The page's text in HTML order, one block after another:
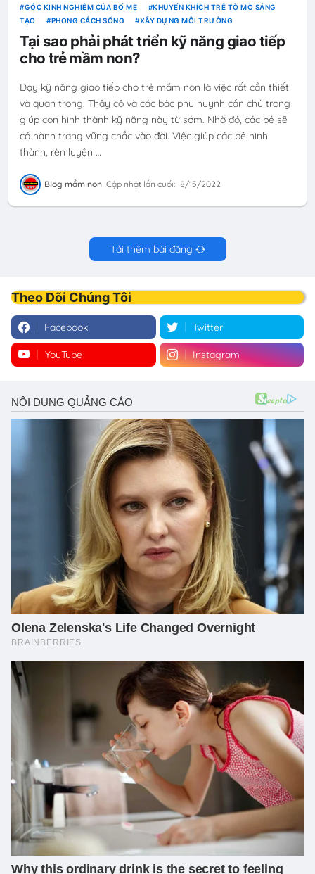
GÓC KINH NGHIỆM CỦA BỐ MẸ
KHUYẾN KHÍCH TRẺ TÒ MÒ SÁNG
TẠO
PHONG CÁCH SỐNG XÂY DỰNG MÔI TRƯỜNG
Tại sao phải phát triển kỹ năng giao tiếp
cho trẻ mầm non?
Dạy kỹ năng giao tiếp cho trẻ mầm non là việc rất cần thiết
và quan trọng. Thầy cô và các bậc phụ huynh cần chú trọng
giúp con hình thành kỹ năng này từ sớm. Nhờ đó, các bé sẽ
có hành trang vững chắc vào đời. Việc giúp các bé hình
thành, rèn luyện …
Blog mầm non Cập nhật lần cuối: 8/15/2022
Tải thêm bài đăng
Theo Dõi Chúng Tôi
Facebook Twitter
YouTube Instagram